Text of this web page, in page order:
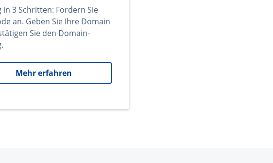
in 3 Schritten: Fordern Sie
an. Geben Sie Ihre Domain
Sie den Domain-
Mehr erfahren